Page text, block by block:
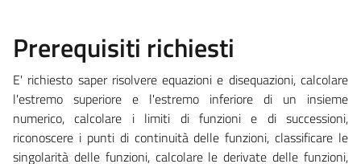
Prerequisiti richiesti
E' richiesto saper risolvere equazioni e disequazioni, calcolare
l'estremo superiore e l'estremo inferiore di un insieme
numerico, calcolare i limiti di funzioni e di successioni,
riconoscere i punti di continuità delle funzioni, classificare le
singolarità delle funzioni, calcolare le derivate delle funzioni,